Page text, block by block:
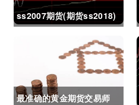
ss2007期货(期货ss2018)
最准确的黄金期货交易师